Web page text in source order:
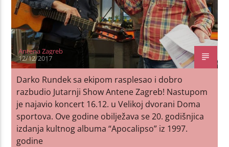
Antena Zagreb
12/12/2017
Darko Rundek sa ekipom rasplesao i dobro
razbudio Jutarnji Show Antene Zagreb! Nastupom
je najavio koncert 16.12. u Velikoj dvorani Doma
sportova. Ove godine obilježava se 20. godišnjica
izdanja kultnog albuma “Apocalipso” iz 1997.
godine